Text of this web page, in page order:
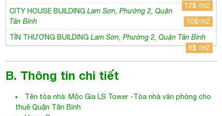
12$ /m2
CITY HOUSE BUILDINGLam Sơn, Phường 2, Quận
Tân Bình
10$/m2
TÍN THƯƠNG BUILDINGLam Sơn, Phường 2, Quận Tân Bình
9$ /m2
B. Thông tin chi tiết
Tên tòa nhà:Mộc Gia LS Tower - Tòa nhà văn phòng cho
thuê Quận Tân Bình